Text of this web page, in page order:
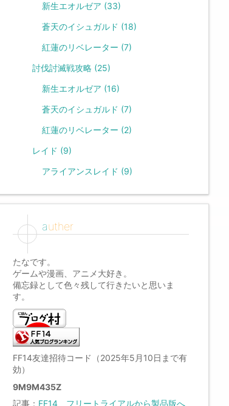
新生エオルゼア (33)
蒼天のイシュガルド (18)
紅蓮のリベレーター (7)
討伐討滅戦攻略 (25)
新生エオルゼア (16)
蒼天のイシュガルド (7)
紅蓮のリベレーター (2)
レイド (9)
アライアンスレイド (9)
auther
たなです。
ゲームや漫画、アニメ大好き。
備忘録として色々残して行きたいと思いま
す。
FF14友達招待コード（2025年5月10日まで有
効）
9M9M435Z
記事： FF14、フリートライアルから製品版へ